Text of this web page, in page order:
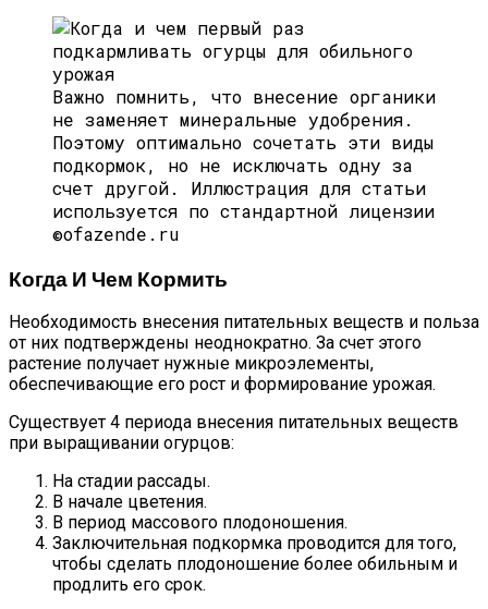
Важно помнить, что внесение органики
не заменяет минеральные удобрения.
Поэтому оптимально сочетать эти виды
подкормок, но не исключать одну за
счет другой. Иллюстрация для статьи
используется по стандартной лицензии
©ofazende.ru
Когда И Чем Кормить
Необходимость внесения питательных веществ и польза
от них подтверждены неоднократно. За счет этого
растение получает нужные микроэлементы,
обеспечивающие его рост и формирование урожая.
Существует 4 периода внесения питательных веществ
при выращивании огурцов:
На стадии рассады.
В начале цветения.
В период массового плодоношения.
Заключительная подкормка проводится для того,
чтобы сделать плодоношение более обильным и
продлить его срок.